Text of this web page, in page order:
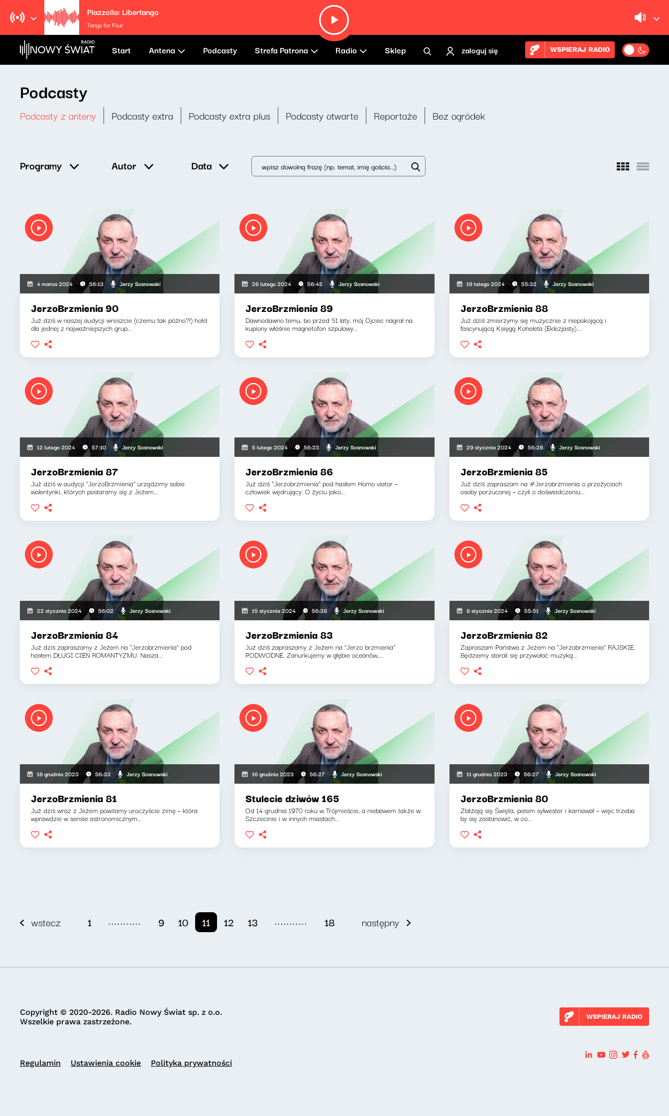
Piazzolla: Libertango
Tango for Four
Start Antena Podcasty Strefa Patrona Radio Sklep zaloguj się WSPIERAJ RADIO
Podcasty
Podcasty z anteny Podcasty extra Podcasty extra plus Podcasty otwarte Reportaże Bez ogródek
Programy Autor Data
4 marca 2024 56:13 Jerzy Sosnowski
JerzoBrzmienia 90
Już dziś w naszej audycji wreszcie (czemu tak późno?!) hołd
dla jednej z najważniejszych grup...
26 lutego 2024 56:45 Jerzy Sosnowski
JerzoBrzmienia 89
Dawnodawno temu, bo przed 51 laty, mój Ojciec nagrał na
kupiony właśnie magnetofon szpulowy...
19 lutego 2024 55:32 Jerzy Sosnowski
JerzoBrzmienia 88
Już dziś zmierzymy się muzycznie z niepokojącą i
fascynującą Księgą Koheleta (Eklezjasty)....
12 lutego 2024 57:10 Jerzy Sosnowski
JerzoBrzmienia 87
Już dziś w audycji "JerzoBrzmienia" urządzimy sobie
walentynki, których postaramy się z Jeżem...
5 lutego 2024 56:23 Jerzy Sosnowski
JerzoBrzmienia 86
Już dziś "Jerzobrzmienia" pod hasłem Homo viator –
człowiek wędrujący. O życiu jako...
29 stycznia 2024 56:28 Jerzy Sosnowski
JerzoBrzmienia 85
Już dziś zapraszam na #Jerzobrzmienia o przeżyciach
osoby porzuconej – czyli o doświadczeniu...
22 stycznia 2024 56:02 Jerzy Sosnowski
JerzoBrzmienia 84
Już dziś zapraszamy z Jeżem na "Jerzobrzmienia" pod
hasłem DŁUGI CIEŃ ROMANTYZMU. Nasza...
15 stycznia 2024 56:38 Jerzy Sosnowski
JerzoBrzmienia 83
Już dziś zapraszamy z Jeżem na "Jerzo brzmienia"
PODWODNE. Zanurkujemy w głębie oceanów,...
8 stycznia 2024 55:51 Jerzy Sosnowski
JerzoBrzmienia 82
Zapraszam Państwa z Jeżem na "Jerzobrzmienia" RAJSKIE.
Będziemy starali się przywołać muzyką...
18 grudnia 2023 56:33 Jerzy Sosnowski
JerzoBrzmienia 81
Już dziś wraz z Jeżem powitamy uroczyście zimę – która
wprawdzie w sensie astronomicznym...
16 grudnia 2023 56:27 Jerzy Sosnowski
Stulecie dziwów 165
Od 14 grudnia 1970 roku w Trójmieście, a niebawem także w
Szczecinie i w innych miastach...
11 grudnia 2023 56:27 Jerzy Sosnowski
JerzoBrzmienia 80
Zbliżają się Święta, potem sylwester i karnawał – więc trzeba
by się zastanowić, w co...
wstecz 1 ........... 9 10 11 12 13 ........... 18 następny
Copyright © 2020-2026. Radio Nowy Świat sp. z o.o.
Wszelkie prawa zastrzeżone.
WSPIERAJ RADIO
Regulamin Ustawienia cookie Polityka prywatności